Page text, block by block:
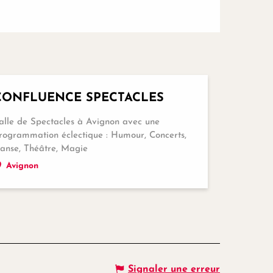
SPECTACLES
de Spectacles à Avignon avec une
éclectique : Humour, Concerts,
Théâtre, Magie
Avignon
Signaler une erreur